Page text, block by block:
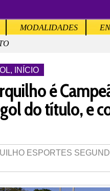
MODALIDADES
, INÍCIO
é
do título, e
ESPORTES